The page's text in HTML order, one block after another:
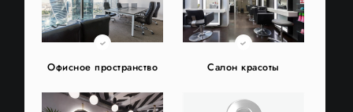
Офисное пространство Салон красоты